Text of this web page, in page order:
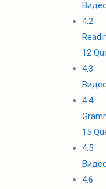
4.2
12
4.3
4.4
15
4.5
4.6